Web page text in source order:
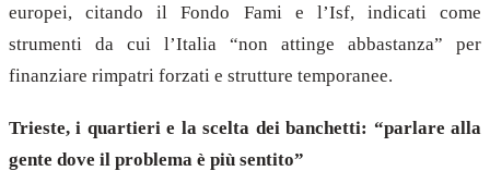
europei, citando il Fondo Fami e l’Isf, indicati come
strumenti da cui l’Italia “non attinge abbastanza” per
finanziare rimpatri forzati e strutture temporanee.
Trieste, i quartieri e la scelta dei banchetti: “parlare alla
gente dove il problema è più sentito”